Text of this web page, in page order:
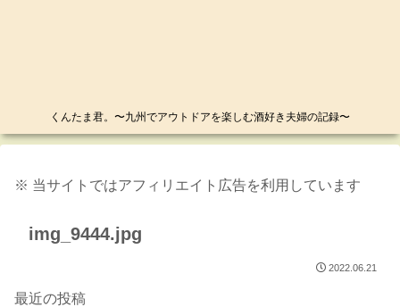
くんたま君。〜九州でアウトドアを楽しむ酒好き夫婦の記録〜
※ 当サイトではアフィリエイト広告を利用しています
img_9444.jpg
2022.06.21
最近の投稿